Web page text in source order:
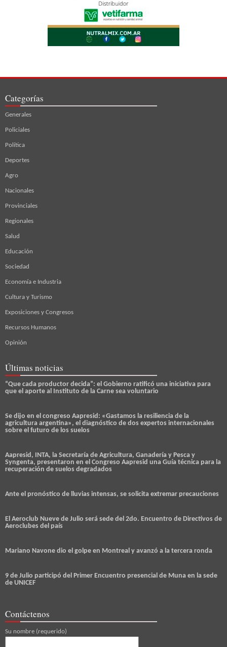
Categorías
Generales
Policiales
Política
Deportes
Agro
Nacionales
Provinciales
Regionales
Salud
Educación
Sociedad
Economía e Industria
Cultura y Turismo
Exposiciones y Congresos
Recursos Humanos
Opinión
Últimas noticias
“Que cada productor decida”: el Gobierno ratificó una iniciativa para
que el aporte al Instituto de la Carne sea voluntario
Se dijo en el congreso Aapresid: «Gastamos la resiliencia de la
agricultura argentina», el diagnóstico de dos expertos internacionales
sobre el futuro de los suelos
Aapresid, INTA, la Secretaría de Agricultura, Ganadería y Pesca y
Syngenta, presentaron en el Congreso Aapresid una Guía técnica para la
recuperación de suelos degradados
Ante el pronóstico de lluvias intensas, se solicita extremar precauciones
El Aeroclub Nueve de Julio será sede del 2do. Encuentro de Directivos de
Aeroclubes del país
Mariano Navone dio el golpe en Montreal y avanzó a la tercera ronda
9 de Julio participó del Primer Encuentro presencial de Muna en la sede
de UNICEF
Contáctenos
Su nombre (requerido)